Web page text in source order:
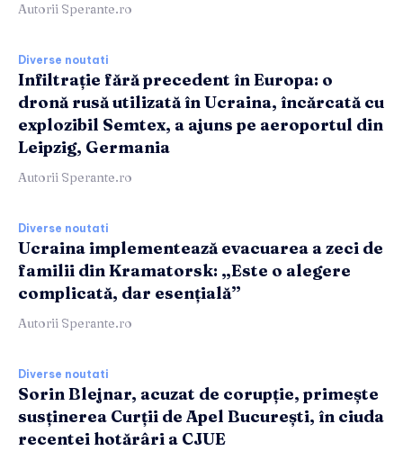
Autorii Sperante.ro
Diverse noutati
Infiltrație fără precedent în Europa: o
dronă rusă utilizată în Ucraina, încărcată cu
explozibil Semtex, a ajuns pe aeroportul din
Leipzig, Germania
Autorii Sperante.ro
Diverse noutati
Ucraina implementează evacuarea a zeci de
familii din Kramatorsk: „Este o alegere
complicată, dar esențială”
Autorii Sperante.ro
Diverse noutati
Sorin Blejnar, acuzat de corupție, primește
susținerea Curții de Apel București, în ciuda
recentei hotărâri a CJUE